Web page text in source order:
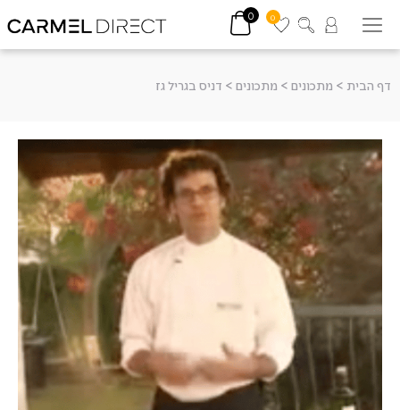
0
0
דף הבית > מתכונים > מתכונים > דניס בגריל גז